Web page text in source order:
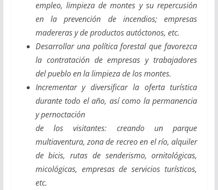
empleo, limpieza de montes y su repercusión
en la prevención de incendios; empresas
madereras y de productos autóctonos, etc.
Desarrollar una política forestal que favorezca
la contratación de empresas y trabajadores
del pueblo en la limpieza de los montes.
Incrementar y diversificar la oferta turística
durante todo el año, así como la permanencia
y pernoctación
de los visitantes: creando un parque
multiaventura, zona de recreo en el río, alquiler
de bicis, rutas de senderismo, ornitológicas,
micológicas, empresas de servicios turísticos,
etc.